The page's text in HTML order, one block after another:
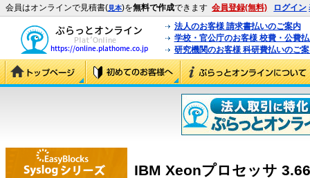
会員はオンラインで見積書(見本)を無料で作成できます 会員登録(無料) ログイン
法人のお客様 請求書払いのご案内
学校・官公庁のお客様 校費・公費
研究機関のお客様 科研費払いのご
IBM Xeonプロセッサ